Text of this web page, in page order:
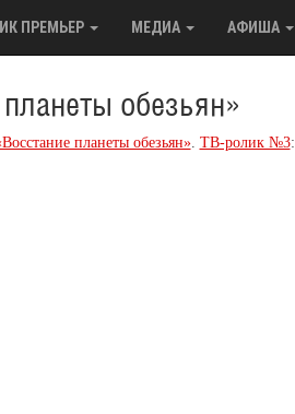
ПРЕМЬЕР МЕДИА АФИША
обезьян»
планеты обезьян». ТВ-ролик №3: